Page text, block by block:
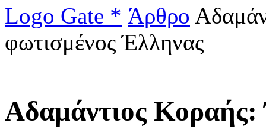
Logo Gate * Άρθρο
φωτισμένος Έλληνας
Αδαμάντιος Κοραής: